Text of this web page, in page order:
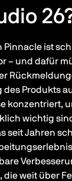
Pinnacle ist
– und dafür
des Produkts
konzentriert,
wichtig
seit Jahren
die weit über